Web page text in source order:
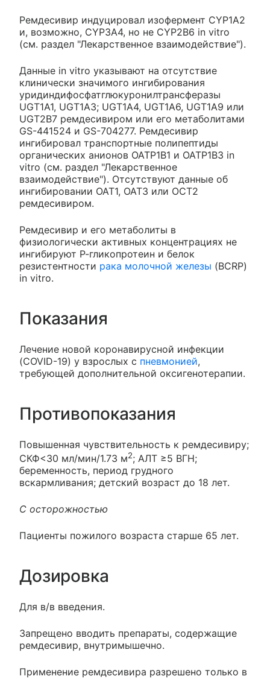
Ремдесивир индуцировал изофермент CYP1A2
и, возможно, CYP3A4, но не CYP2B6 in vitro
(см. раздел "Лекарственное взаимодействие").
Данные in vitro указывают на отсутствие
клинически значимого ингибирования
уридиндифосфатглюкуронилтрансферазы
UGT1A1, UGT1A3; UGT1A4, UGT1A6, UGT1A9 или
UGT2B7 ремдесивиром или его метаболитами
GS-441524 и GS-704277. Ремдесивир
ингибировал транспортные полипептиды
органических анионов ОАТР1В1 и ОАТР1В3 in
vitro (см. раздел "Лекарственное
взаимодействие"). Отсутствуют данные об
ингибировании ОАТ1, ОАТ3 или ОСТ2
ремдесивиром.
Ремдесивир и его метаболиты в
физиологически активных концентрациях не
ингибируют Р-гликопротеин и белок
резистентности рака молочной железы (BCRP)
in vitro.
Показания
Лечение новой коронавирусной инфекции
(COVID-19) у взрослых с пневмонией,
требующей дополнительной оксигенотерапии.
Противопоказания
Повышенная чувствительность к ремдесивиру;
СКФ<30 мл/мин/1.73 м2; АЛТ ≥5 ВГН;
беременность, период грудного
вскармливания; детский возраст до 18 лет.
С осторожностью
Пациенты пожилого возраста старше 65 лет.
Дозировка
Для в/в введения.
Запрещено вводить препараты, содержащие
ремдесивир, внутримышечно.
Применение ремдесивира разрешено только в